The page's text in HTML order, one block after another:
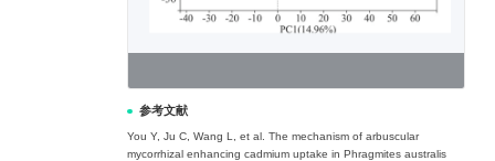
参考文献
You Y, Ju C, Wang L, et al. The mechanism of arbuscular
mycorrhizal enhancing cadmium uptake in Phragmites australis